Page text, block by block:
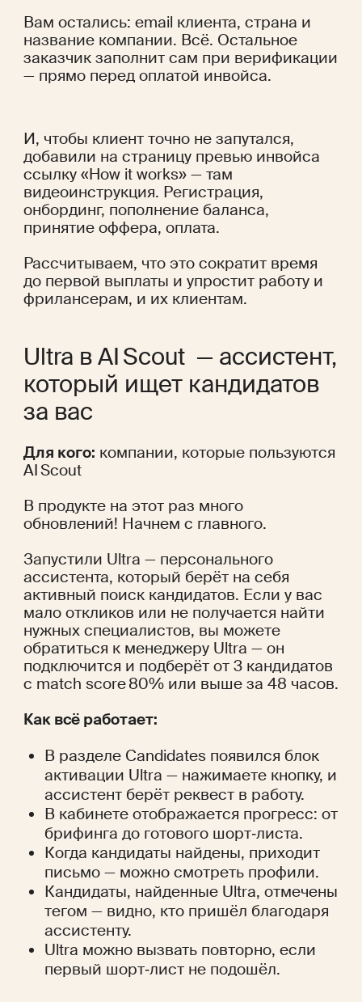
Вам остались: email клиента, страна и
название компании. Всё. Остальное
заказчик заполнит сам при верификации
— прямо перед оплатой инвойса.
И, чтобы клиент точно не запутался,
добавили на страницу превью инвойса
ссылку «How it works» — там
видеоинструкция. Регистрация,
онбординг, пополнение баланса,
принятие оффера, оплата.
Рассчитываем, что это сократит время
до первой выплаты и упростит работу и
фрилансерам, и их клиентам.
Ultra в AI Scout  — ассистент,
который ищет кандидатов
за вас
Для кого: компании, которые пользуются
AI Scout
В продукте на этот раз много
обновлений! Начнем с главного.
Запустили Ultra — персонального
ассистента, который берёт на себя
активный поиск кандидатов. Если у вас
мало откликов или не получается найти
нужных специалистов, вы можете
обратиться к менеджеру Ultra — он
подключится и подберёт от 3 кандидатов
с match score 80% или выше за 48 часов.
Как всё работает:
В разделе Candidates появился блок
активации Ultra — нажимаете кнопку, и
ассистент берёт реквест в работу.
В кабинете отображается прогресс: от
брифинга до готового шорт‑листа.
Когда кандидаты найдены, приходит
письмо — можно смотреть профили.
Кандидаты, найденные Ultra, отмечены
тегом — видно, кто пришёл благодаря
ассистенту.
Ultra можно вызвать повторно, если
первый шорт‑лист не подошёл.